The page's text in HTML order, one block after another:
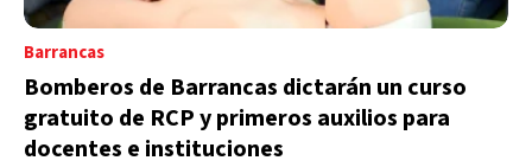
Barrancas
Bomberos de Barrancas dictarán un curso
gratuito de RCP y primeros auxilios para
docentes e instituciones